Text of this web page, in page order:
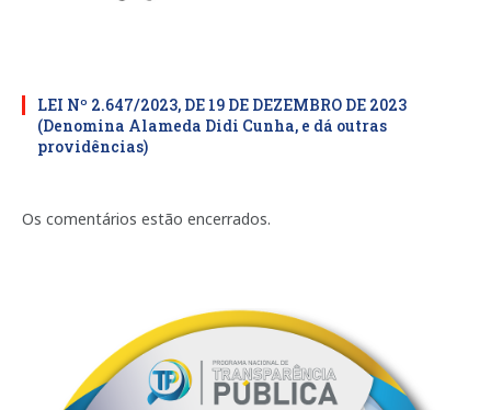
LEI Nº 2.647/2023, DE 19 DE DEZEMBRO DE 2023
(Denomina Alameda Didi Cunha, e dá outras
providências)
Os comentários estão encerrados.